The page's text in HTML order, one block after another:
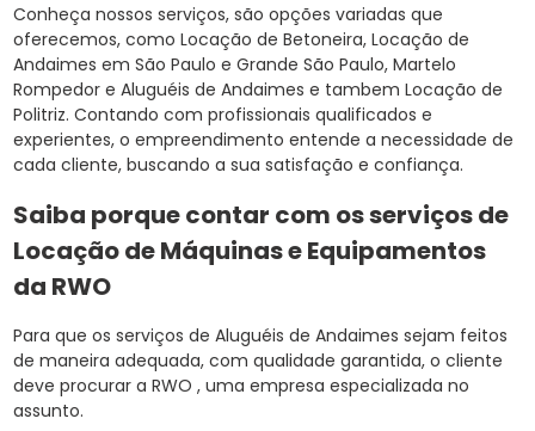
Conheça nossos serviços, são opções variadas que
oferecemos, como Locação de Betoneira, Locação de
Andaimes em São Paulo e Grande São Paulo, Martelo
Rompedor e Aluguéis de Andaimes e tambem Locação de
Politriz. Contando com profissionais qualificados e
experientes, o empreendimento entende a necessidade de
cada cliente, buscando a sua satisfação e confiança.
Saiba porque contar com os serviços de
Locação de Máquinas e Equipamentos
da RWO
Para que os serviços de Aluguéis de Andaimes sejam feitos
de maneira adequada, com qualidade garantida, o cliente
deve procurar a RWO , uma empresa especializada no
assunto.